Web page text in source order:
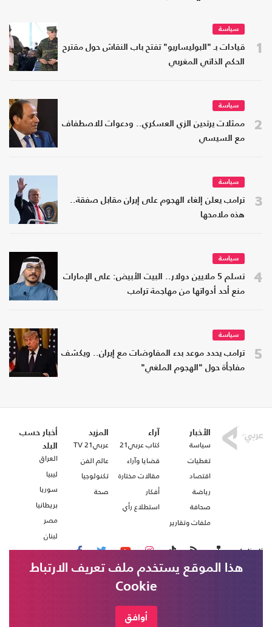
1
سياسة
قيادات بـ "البوليساريو" تفتح باب النقاش حول مقترح
الحكم الذاتي المغربي
2
سياسة
ممثلات يرتدين الزي العسكري.. ودعوات للاصطفاف
مع السيسي
3
سياسة
ترامب يعلن إلغاء الهجوم على إيران مقابل صفقة..
هذه ملامحها
4
سياسة
تسلم 5 ملايين دولار.. البيت الأبيض: على الإمارات
منع أحد أدواتها من مهاجمة ترامب
5
سياسة
ترامب يحدد موعد بدء المفاوضات مع إيران.. ويكشف
مفاجأة حول "الهجوم الملغي"
فانس: سنواصل الضغط على إيران لإخراج أكبر
الأخبار
سياسة
تغطيات
اقتصاد
رياضة
صحافة
ملفات وتقارير
آراء
كتاب عربي21
قضايا وآراء
مقالات مختارة
أفكار
استطلاع رأي
المزيد
عربي21 TV
عالم الفن
تكنولوجيا
صحة
أخبار حسب
البلد
العراق
ليبيا
سوريا
بريطانيا
مصر
لبنان
تابعنا على
هذا الموقع يستخدم ملف تعريف الارتباط
Cookie
أوافق